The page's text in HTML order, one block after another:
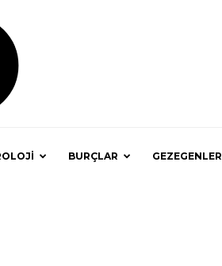
BURÇLAR GEZEGENLER